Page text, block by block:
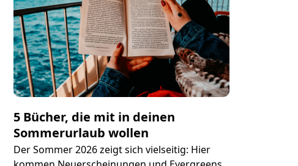
5 Bücher, die mit in deinen
Sommerurlaub wollen
Der Sommer 2026 zeigt sich vielseitig: Hier